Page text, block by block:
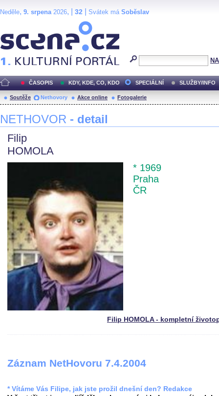
Neděle, 9. srpena2026, | 32 Svátek má Soběslav
ČASOPIS KDY, KDE, CO, KDO SPECIÁLNÍ SLUŽBY/INFO
Soutěže Nethovory Akce online Fotogalerie
NETHOVOR - detail
Filip
HOMOLA
* 1969
Praha
ČR
Filip HOMOLA - kompletní
Záznam NetHovoru 7.4.2004
* Vítáme Vás Filipe, jak jste prožil dnešní den? Redakce